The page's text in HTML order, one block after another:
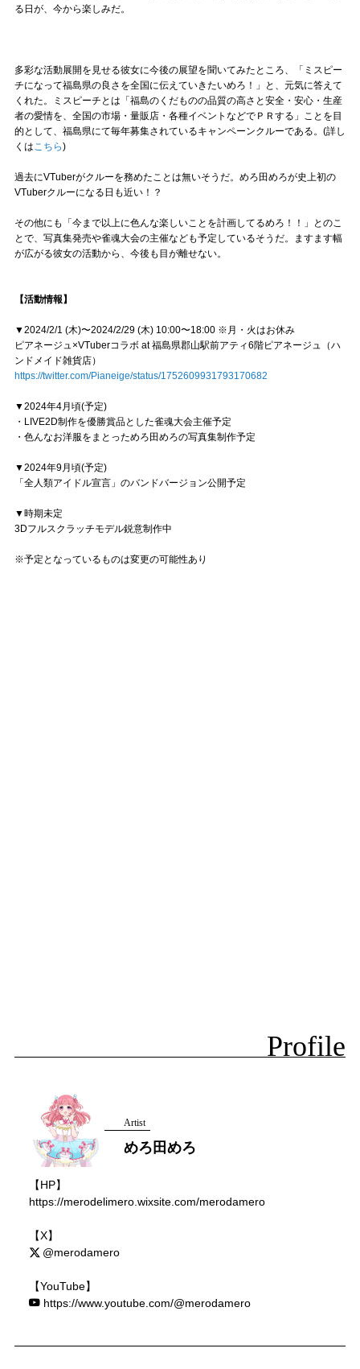
る日が、今から楽しみだ。
多彩な活動展開を見せる彼女に今後の展望を聞いてみたところ、「ミスピー
チになって福島県の良さを全国に伝えていきたいめろ！」と、元気に答えて
くれた。ミスピーチとは「福島のくだものの品質の高さと安全・安心・生産
者の愛情を、全国の市場・量販店・各種イベントなどでＰＲする」ことを目
的として、福島県にて毎年募集されているキャンペーンクルーである。(詳し
くは こちら)
過去にVTuberがクルーを務めたことは無いそうだ。めろ田めろが史上初の
VTuberクルーになる日も近い！？
その他にも「今まで以上に色んな楽しいことを計画してるめろ！！」とのこ
とで、写真集発売や雀魂大会の主催なども予定しているそうだ。ますます幅
が広がる彼女の活動から、今後も目が離せない。
【活動情報】
▼2024/2/1 (木)〜2024/2/29 (木) 10:00〜18:00 ※月・火はお休み
ピアネージュ×VTuberコラボ at 福島県郡山駅前アティ6階ピアネージュ（ハ
ンドメイド雑貨店）
https://twitter.com/Pianeige/status/1752609931793170682
▼2024年4月頃(予定)
・LIVE2D制作を優勝賞品とした雀魂大会主催予定
・色んなお洋服をまとっためろ田めろの写真集制作予定
▼2024年9月頃(予定)
「全人類アイドル宣言」のバンドバージョン公開予定
▼時期未定
3Dフルスクラッチモデル鋭意制作中
※予定となっているものは変更の可能性あり
Profile
Artist
めろ田めろ
【HP】
https://merodelimero.wixsite.com/merodamero
【X】
@merodamero
【YouTube】
https://www.youtube.com/@merodamero